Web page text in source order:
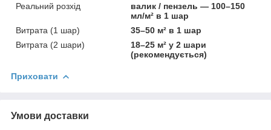
Реальний розхід
валик / пензель — 100–150
мл/м² в 1 шар
Витрата (1 шар)
35–50 м² в 1 шар
Витрата (2 шари)
18–25 м² у 2 шари
(рекомендується)
Приховати
Умови доставки